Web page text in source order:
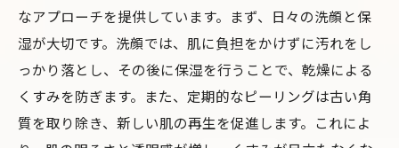
最先端機器が実現するくすみ改善効果
実際に体験した施術の流れと効果
技術革新で進化する最新フェイシャルとは
くすみ改善後の肌を写真で比較
施術後のアフターケアの重要性
なアプローチを提供しています。まず、日々の洗顔と保
湿が大切です。洗顔では、肌に負担をかけずに汚れをし
っかり落とし、その後に保湿を行うことで、乾燥による
くすみを防ぎます。また、定期的なピーリングは古い角
質を取り除き、新しい肌の再生を促進します。これによ